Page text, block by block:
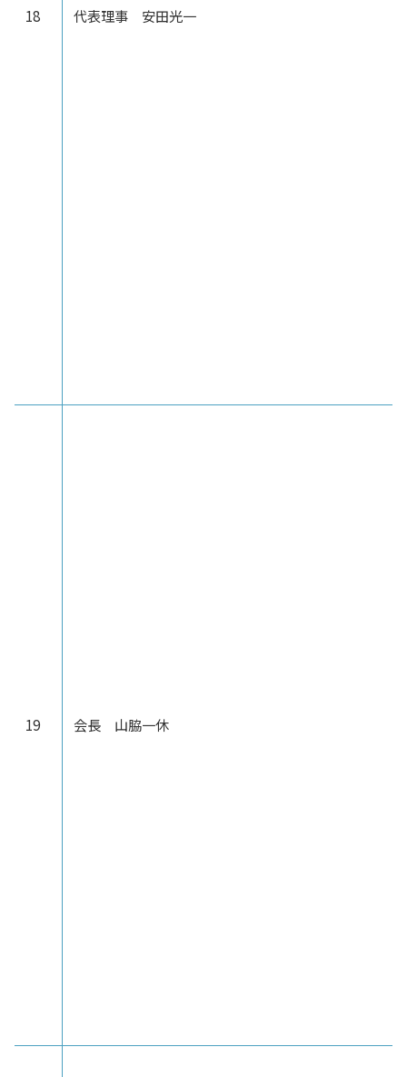
18 代表理事 安田光一
19 会長 山脇一休